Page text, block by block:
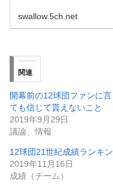
swallow.5ch.net
関連
開幕前の12球団ファンに言
ても信じて貰えないこと
2019年9月29日
議論、情報
12球団21世紀成績ランキ
2019年11月16日
成績（チーム）